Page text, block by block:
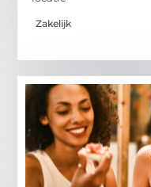
Zakelijk